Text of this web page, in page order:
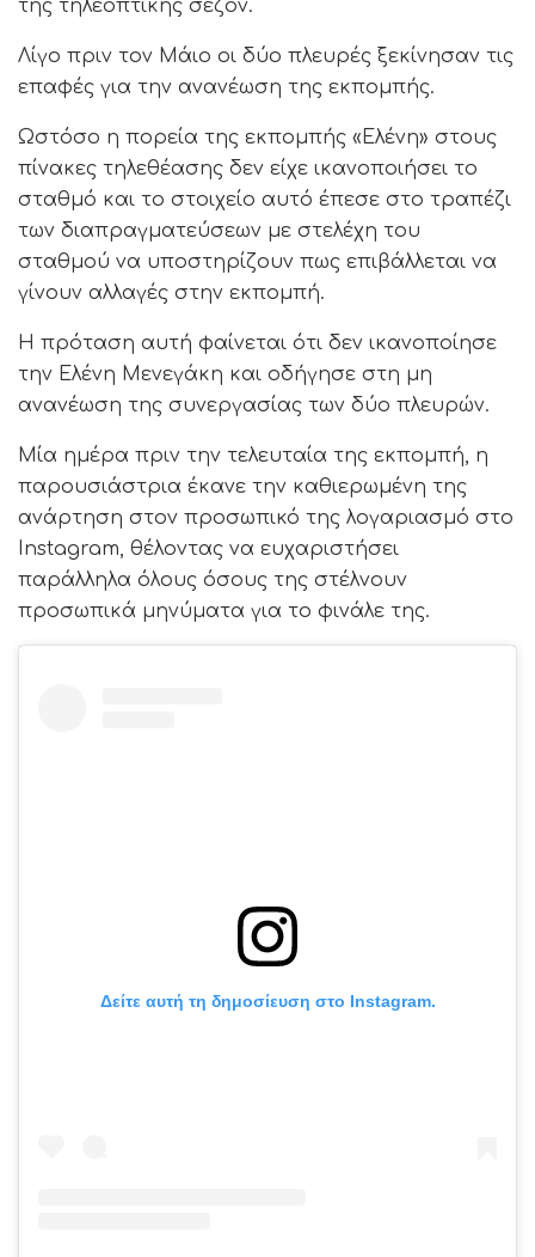
της τηλεοπτικής σεζόν.
Λίγο πριν τον Μάιο οι δύο πλευρές ξεκίνησαν τις
επαφές για την ανανέωση της εκπομπής.
Ωστόσο η πορεία της εκπομπής «Ελένη» στους
πίνακες τηλεθέασης δεν είχε ικανοποιήσει το
σταθμό και το στοιχείο αυτό έπεσε στο τραπέζι
των διαπραγματεύσεων με στελέχη του
σταθμού να υποστηρίζουν πως επιβάλλεται να
γίνουν αλλαγές στην εκπομπή.
Η πρόταση αυτή φαίνεται ότι δεν ικανοποίησε
την Ελένη Μενεγάκη και οδήγησε στη μη
ανανέωση της συνεργασίας των δύο πλευρών.
Μία ημέρα πριν την τελευταία της εκπομπή, η
παρουσιάστρια έκανε την καθιερωμένη της
ανάρτηση στον προσωπικό της λογαριασμό στο
Instagram, θέλοντας να ευχαριστήσει
παράλληλα όλους όσους της στέλνουν
προσωπικά μηνύματα για το φινάλε της.
Δείτε αυτή τη δημοσίευση στο Instagram.